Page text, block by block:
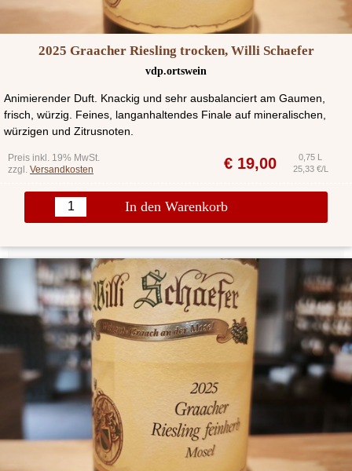
2025 Graacher Riesling trocken, Willi Schaefer
vdp.ortswein
Animierender Duft. Knackig und sehr ausbalanciert am Gaumen,
frisch, würzig. Feines, langanhaltendes Finale auf mineralischen,
würzigen und Zitrusnoten.
Preis inkl. 19% MwSt.
zzgl. Versandkosten € 19,00
0,75 L
25,33 €/L
In den Warenkorb